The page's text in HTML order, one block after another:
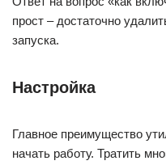
прост – достаточно
запуска.
Настройка
Главное преимущество
начать работу. Тратить